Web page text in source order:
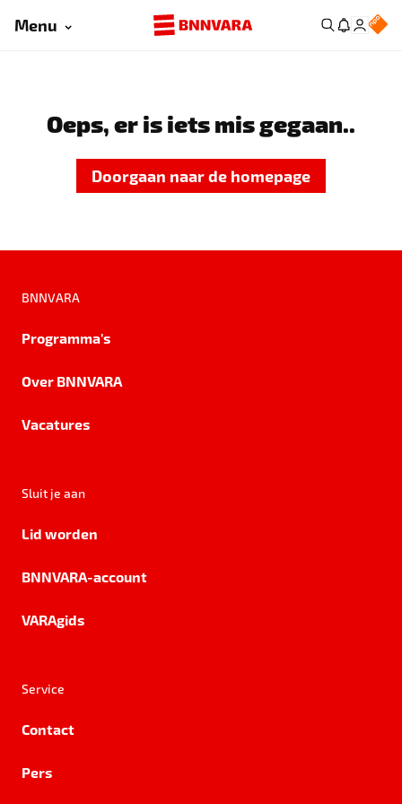
Menu
Oeps, er is iets mis gegaan..
Doorgaan naar de homepage
BNNVARA
Programma's
Over BNNVARA
Vacatures
Sluit je aan
Lid worden
BNNVARA-account
VARAgids
Service
Contact
Pers